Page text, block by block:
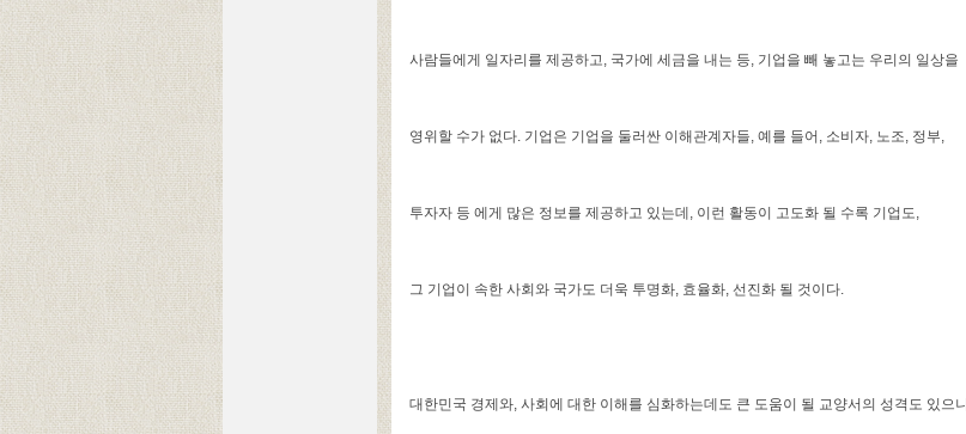
사람들에게 일자리를 제공하고, 국가에 세금을 내는 등, 기업을 빼 놓고는 우리의 일상을
영위할 수가 없다. 기업은 기업을 둘러싼 이해관계자들, 예를 들어, 소비자, 노조, 정부,
투자자 등 에게 많은 정보를 제공하고 있는데, 이런 활동이 고도화 될 수록 기업도,
그 기업이 속한 사회와 국가도 더욱 투명화, 효율화, 선진화 될 것이다.
대한민국 경제와, 사회에 대한 이해를 심화하는데도 큰 도움이 될 교양서의 성격도 있으니